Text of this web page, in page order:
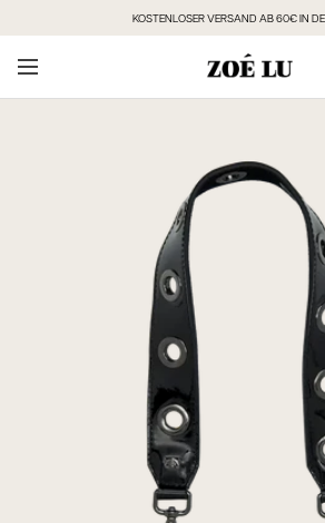
zum
Inhalt
KOSTENLOSER VERSAND AB 60€ IN